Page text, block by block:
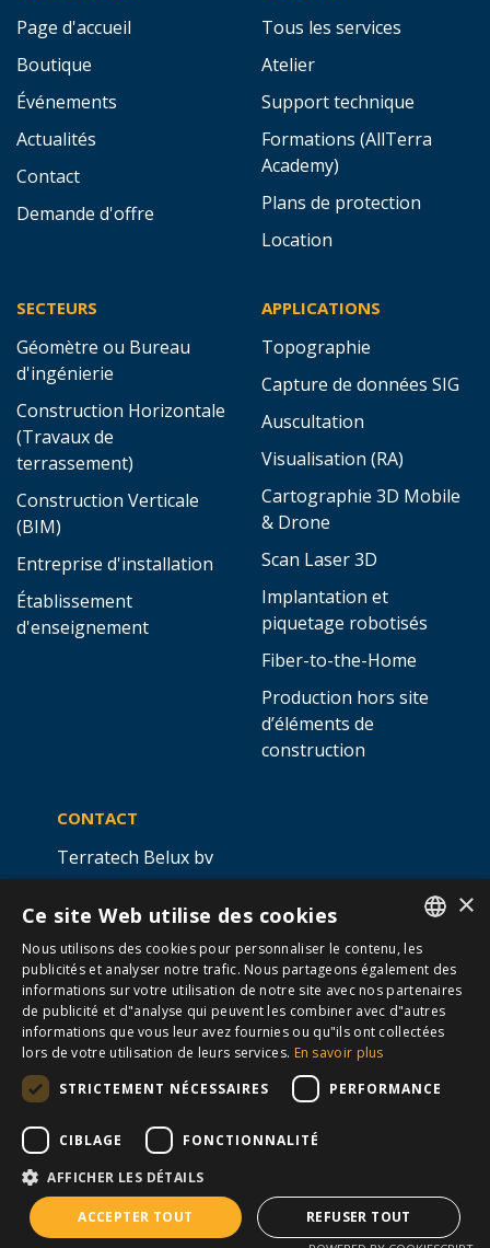
Page d'accueil
Boutique
Événements
Actualités
Contact
Demande d'offre
Tous les services
Atelier
Support technique
Formations (AllTerra
Academy)
Plans de protection
Location
SECTEURS
Géomètre ou Bureau
d'ingénierie
Construction Horizontale
(Travaux de
terrassement)
Construction Verticale
(BIM)
Entreprise d'installation
Établissement
d'enseignement
APPLICATIONS
Topographie
Capture de données SIG
Auscultation
Visualisation (RA)
Cartographie 3D Mobile
& Drone
Scan Laser 3D
Implantation et
piquetage robotisés
Fiber-to-the-Home
Production hors site
d’éléments de
construction
CONTACT
Terratech Belux bv
boîte 5,9000 GAND
info@allterra-belux.com +32 9 430 25 30
BE1009.467.122
SUIVEZ-NOUS ​ ​
Conditions générales Cookies Avertissement
Confidentialité © Allterra Fait avec 💙 par2mprove
DUTCH
FRENCH
×
Ce site Web utilise des cookies
Nous utilisons des cookies pour personnaliser le contenu, les
publicités et analyser notre trafic. Nous partageons également des
informations sur votre utilisation de notre site avec nos partenaires
de publicité et d"analyse qui peuvent les combiner avec d"autres
informations que vous leur avez fournies ou qu"ils ont collectées
lors de votre utilisation de leurs services. En savoir plus
STRICTEMENT NÉCESSAIRES
PERFORMANCE
CIBLAGE FONCTIONNALITÉ
AFFICHER LES DÉTAILS
ACCEPTER TOUT REFUSER TOUT